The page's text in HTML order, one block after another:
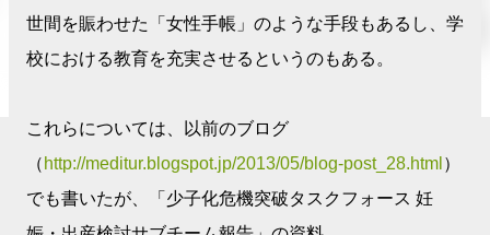
世間を賑わせた「女性手帳」のような手段もあるし、学
校における教育を充実させるというのもある。
これらについては、以前のブログ
（ http://meditur.blogspot.jp/2013/05/blog-post_28.html ）
でも書いたが、「少子化危機突破タスクフォース 妊